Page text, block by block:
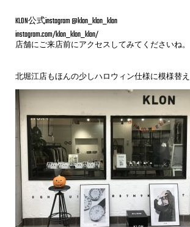
KLON公式instagram @klon_klon_klon
instagram.com/klon_klon_klon/
店舗にご来店前にアクセスしてみてくださいね。
北堀江店もほんの少しハロウィン仕様に模様替